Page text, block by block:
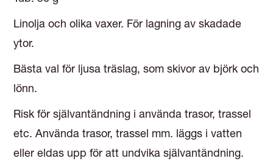
Linolja och olika vaxer. För lagning av skadade
ytor.
Bästa val för ljusa träslag, som skivor av björk och
lönn.
Risk för självantändning i använda trasor, trassel
etc. Använda trasor, trassel mm. läggs i vatten
eller eldas upp för att undvika självantändning.